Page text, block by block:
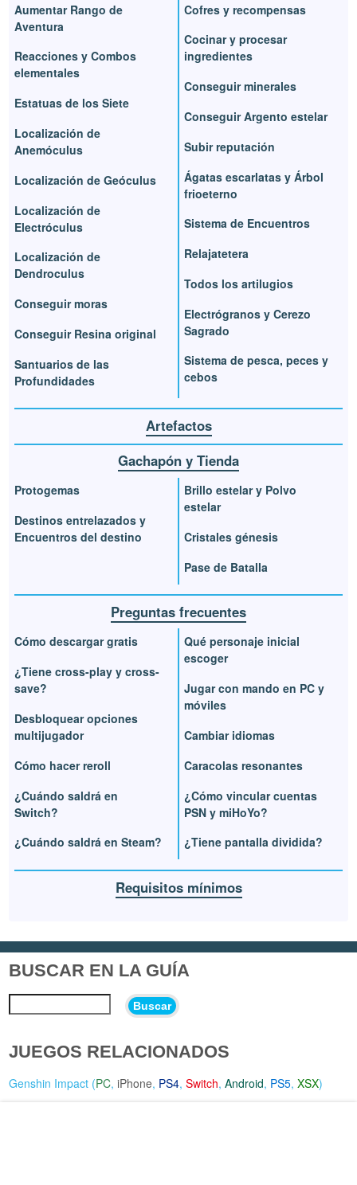
Aumentar Rango de
Aventura
Reacciones y Combos
elementales
Estatuas de los Siete
Localización de
Anemóculus
Localización de Geóculus
Localización de
Electróculus
Localización de
Dendroculus
Conseguir moras
Conseguir Resina original
Santuarios de las
Profundidades
Cofres y recompensas
Cocinar y procesar
ingredientes
Conseguir minerales
Conseguir Argento estelar
Subir reputación
Ágatas escarlatas y Árbol
frioeterno
Sistema de Encuentros
Relajatetera
Todos los artilugios
Electrógranos y Cerezo
Sagrado
Sistema de pesca, peces y
cebos
Artefactos
Gachapón y Tienda
Protogemas
Destinos entrelazados y
Encuentros del destino
Brillo estelar y Polvo
estelar
Cristales génesis
Pase de Batalla
Preguntas frecuentes
Cómo descargar gratis
¿Tiene cross-play y cross-
save?
Desbloquear opciones
multijugador
Cómo hacer reroll
¿Cuándo saldrá en
Switch?
¿Cuándo saldrá en Steam?
Qué personaje inicial
escoger
Jugar con mando en PC y
móviles
Cambiar idiomas
Caracolas resonantes
¿Cómo vincular cuentas
PSN y miHoYo?
¿Tiene pantalla dividida?
Requisitos mínimos
BUSCAR EN LA GUÍA
Buscar
JUEGOS RELACIONADOS
Genshin Impact (PC,iPhone, PS4,Switch,Android, PS5,XSX)